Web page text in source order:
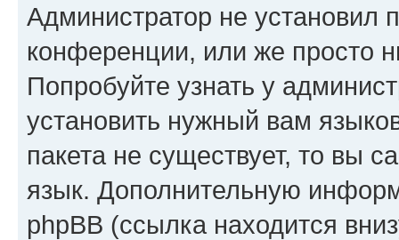
Администратор не установил
конференции, или же просто
Попробуйте узнать у
установить нужный вам
пакета не существует, то вы
язык. Дополнительную
phpBB (ссылка находится